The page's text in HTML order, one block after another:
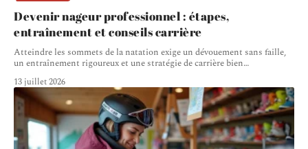
Devenir nageur professionnel : étapes,
entraînement et conseils carrière
Atteindre les sommets de la natation exige un dévouement sans faille,
un entraînement rigoureux et une stratégie de carrière bien…
13 juillet 2026